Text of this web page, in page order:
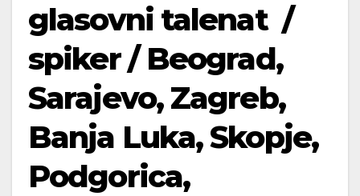
glasovni talenat /
spiker / Beograd,
Sarajevo, Zagreb,
Banja Luka, Skopje,
Podgorica,